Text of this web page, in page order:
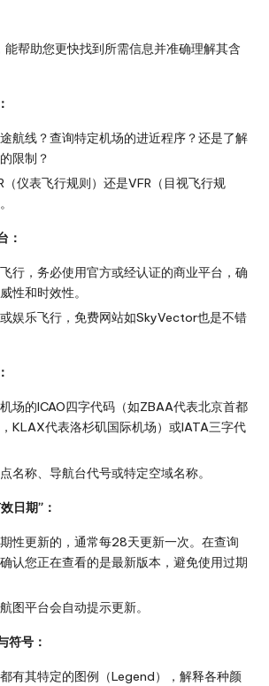
帮助您更快找到所需信息并准确理解其含
航线？查询特定机场的进近程序？还是了解
限制？
（仪表飞行规则）还是VFR（目视飞行规
：
行，务必使用官方或经认证的商业平台，确
性和时效性。
娱乐飞行，免费网站如SkyVector也是不错
场的ICAO四字代码（如ZBAA代表北京首都
KLAX代表洛杉矶国际机场）或IATA三字代
名称、导航台代号或特定空域名称。
日期”：
性更新的，通常每28天更新一次。在查询
认您正在查看的是最新版本，避免使用过期
图平台会自动提示更新。
符号：
有其特定的图例（Legend），解释各种颜